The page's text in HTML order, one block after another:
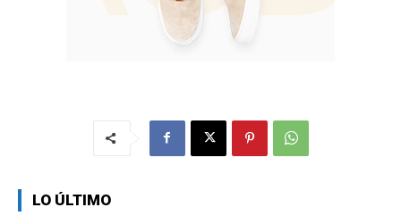
LO ÚLTIMO